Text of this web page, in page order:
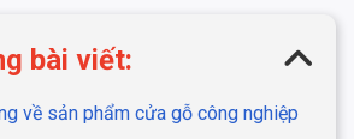
bài viết:
về sản phẩm cửa gỗ công nghiệp